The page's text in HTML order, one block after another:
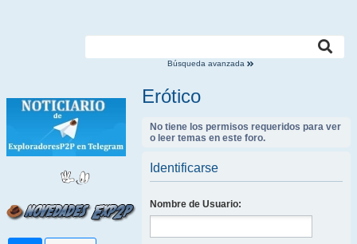
Búsqueda avanzada
Erótico
No tiene los permisos requeridos para ver
o leer temas en este foro.
Identificarse
Nombre de Usuario: